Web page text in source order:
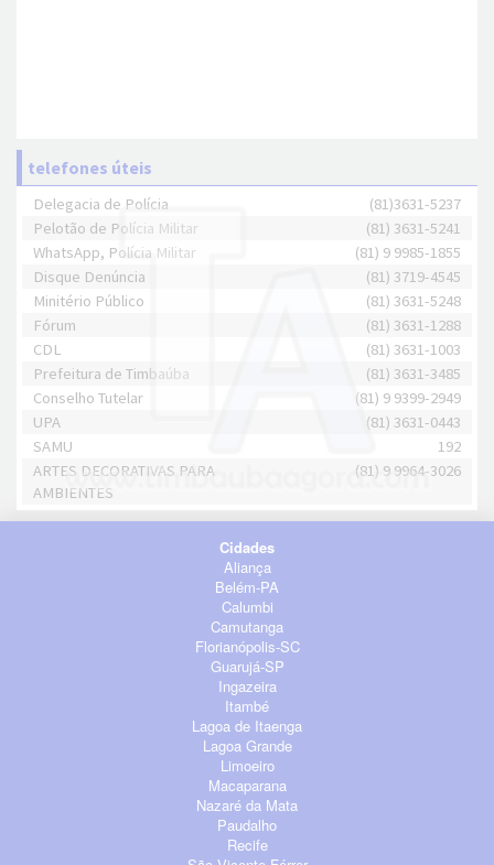
telefones úteis
Delegacia de Polícia
(81)3631-5237
Pelotão de Polícia Militar
(81) 3631-5241
WhatsApp, Polícia Militar
(81) 9 9985-1855
Disque Denúncia
(81) 3719-4545
Minitério Público
(81) 3631-5248
Fórum
(81) 3631-1288
CDL
(81) 3631-1003
Prefeitura de Timbaúba
(81) 3631-3485
Conselho Tutelar
(81) 9 9399-2949
UPA
(81) 3631-0443
SAMU
192
ARTES DECORATIVAS PARA
AMBIENTES
(81) 9 9964-3026
Cidades
Aliança
Belém-PA
Calumbi
Camutanga
Florianópolis-SC
Guarujá-SP
Ingazeira
Itambé
Lagoa de Itaenga
Lagoa Grande
Limoeiro
Macaparana
Nazaré da Mata
Paudalho
Recife